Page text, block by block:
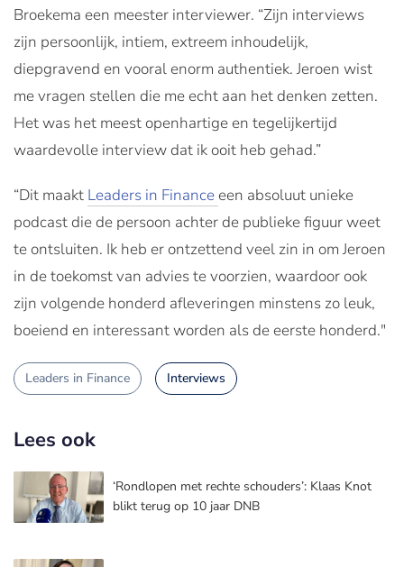
Broekema een meester interviewer. “Zijn interviews
zijn persoonlijk, intiem, extreem inhoudelijk,
diepgravend en vooral enorm authentiek. Jeroen wist
me vragen stellen die me echt aan het denken zetten.
Het was het meest openhartige en tegelijkertijd
waardevolle interview dat ik ooit heb gehad.”
“Dit maakt Leaders in Finance een absoluut unieke
podcast die de persoon achter de publieke figuur weet
te ontsluiten. Ik heb er ontzettend veel zin in om Jeroen
in de toekomst van advies te voorzien, waardoor ook
zijn volgende honderd afleveringen minstens zo leuk,
boeiend en interessant worden als de eerste honderd."
Leaders in Finance Interviews
Lees ook
‘Rondlopen met rechte schouders’: Klaas Knot
blikt terug op 10 jaar DNB